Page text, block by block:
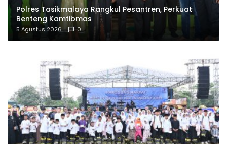
Polres Tasikmalaya Rangkul Pesantren, Perkuat
Benteng Kamtibmas
5 Agustus 2026 0